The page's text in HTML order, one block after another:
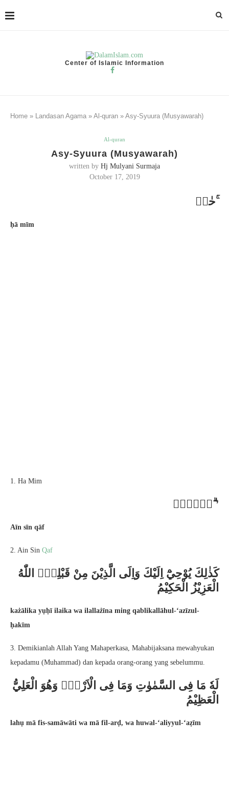
Center of Islamic Information
Home » Landasan Agama » Al-quran » Asy-Syuura (Musyawarah)
Al-quran
Asy-Syuura (Musyawarah)
written by Hj Mulyani Surmaja
October 17, 2019
حٰمۤ ۚ
ḥā mīm
1. Ha Mim
عۤسۤقۤ ۗ’
Aīn sīn qāf
2. Ain Sin Qaf
كَذٰلِكَ يُوْحِيْٓ اِلَيْكَ وَاِلَى الَّذِيْنَ مِنْ قَبْلِكَۙ اللّٰهُ
الْعَزِيْزُ الْحَكِيْمُ
każālika yụḥī ilaika wa ilallażīna ming qablikallāhul-‘azīzul-
ḥakīm
3. Demikianlah Allah Yang Mahaperkasa, Mahabijaksana mewahyukan
kepadamu (Muhammad) dan kepada orang-orang yang sebelummu.
لَهٗ مَا فِى السَّمٰوٰتِ وَمَا فِى الْاَرْضِۗ وَهُوَ الْعَلِيُّ
الْعَظِيْمُ
lahụ mā fis-samāwāti wa mā fil-arḍ, wa huwal-‘aliyyul-‘aẓīm